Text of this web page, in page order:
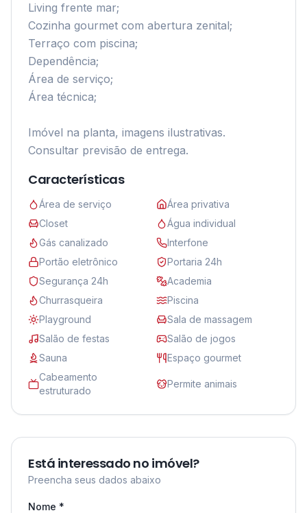
Living frente mar;
Cozinha gourmet com abertura zenital;
Terraço com piscina;
Dependência;
Área de serviço;
Área técnica;
Imóvel na planta, imagens ilustrativas.
Consultar previsão de entrega.
Características
Área de serviço
Área privativa
Closet
Água individual
Gás canalizado
Interfone
Portão eletrônico
Portaria 24h
Segurança 24h
Academia
Churrasqueira
Piscina
Playground
Sala de massagem
Salão de festas
Salão de jogos
Sauna
Espaço gourmet
Cabeamento
estruturado
Permite animais
Está interessado no imóvel?
Preencha seus dados abaixo
Nome *